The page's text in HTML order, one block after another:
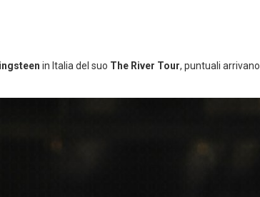
in Italia del suo The River Tour, puntuali arrivano